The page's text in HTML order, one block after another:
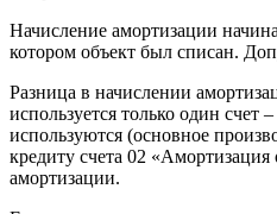
Начисление амортизации
котором объект был списан.
Разница в начислении
используется только один счет
используются (основное
кредиту счета 02
амортизации.